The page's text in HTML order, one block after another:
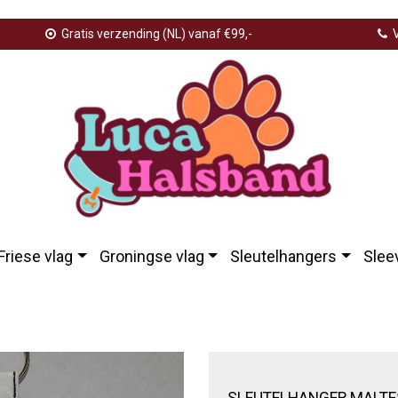
Gratis verzending (NL) vanaf €99,-
vlag Groningse vlag Sleutelhangers